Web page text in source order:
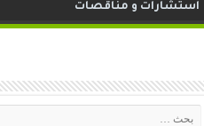
استشارات و مناقصات